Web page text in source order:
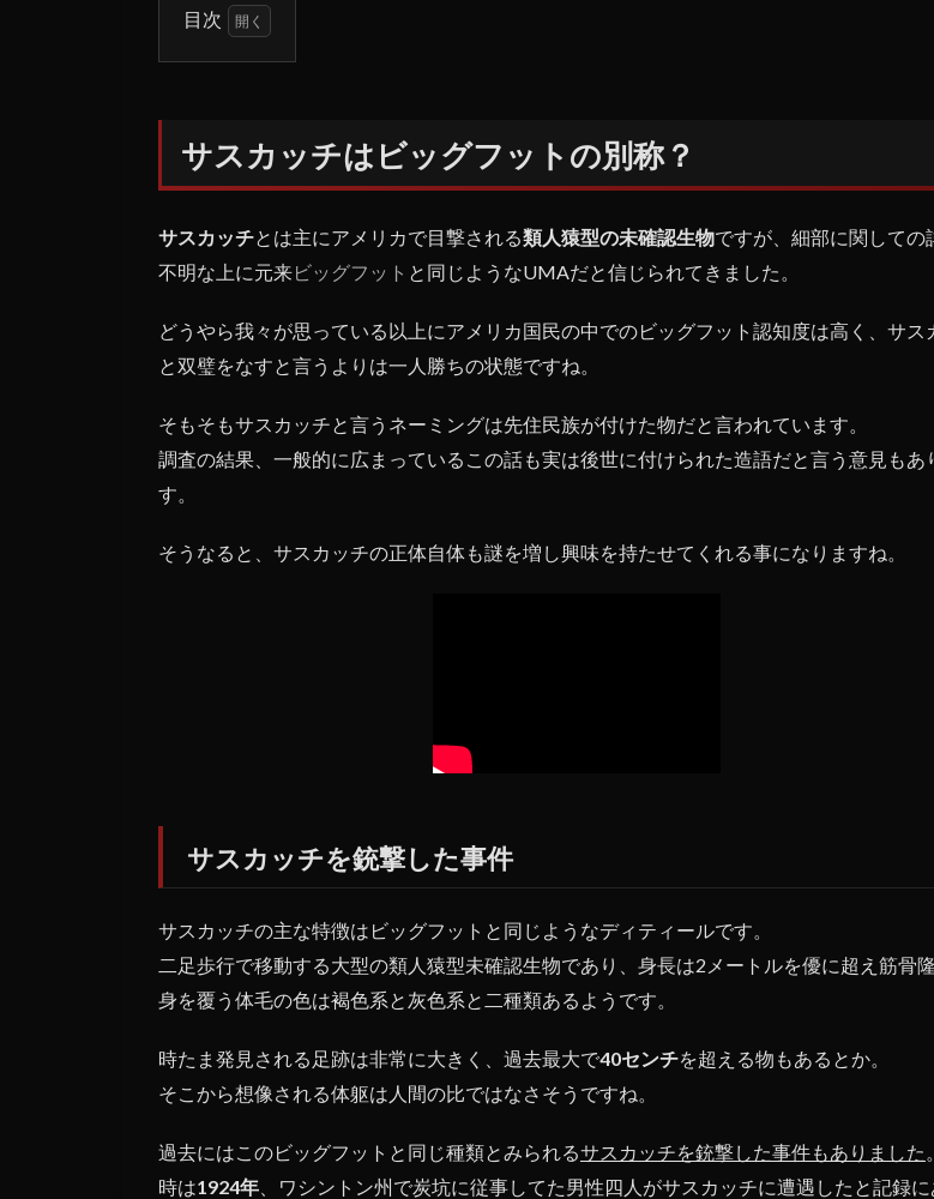
目次
ビッ
グフ
の別
サス
カッ
チを
した
事件
ーソ
カッ
チは
中の
類人
猿未
確認
と同
一種
か？
サスカッチはビッグフットの別称？
サスカッチとは主にアメリカで目撃される類人猿型の未確認生物ですが、細部に関しての
不明な上に元来ビッグフット と同じようなUMAだと信じられてきました。
どうやら我々が思っている以上にアメリカ国民の中でのビッグフット認知度は高く、サス
と双璧をなすと言うよりは一人勝ちの状態ですね。
そもそもサスカッチと言うネーミングは先住民族が付けた物だと言われています。
調査の結果、一般的に広まっているこの話も実は後世に付けられた造語だと言う意見もあ
す。
そうなると、サスカッチの正体自体も謎を増し興味を持たせてくれる事になりますね。
サスカッチを銃撃した事件
サスカッチの主な特徴はビッグフットと同じようなディティールです。
二足歩行で移動する大型の類人猿型未確認生物であり、身長は2メートルを優に超え筋骨
身を覆う体毛の色は褐色系と灰色系と二種類あるようです。
時たま発見される足跡は非常に大きく、過去最大で40センチを超える物もあるとか。
そこから想像される体躯は人間の比ではなさそうですね。
過去にはこのビッグフットと同じ種類とみられるサスカッチを銃撃した事件もありました
時は1924年 、ワシントン州で炭坑に従事してた男性四人がサスカッチに遭遇したと記録に